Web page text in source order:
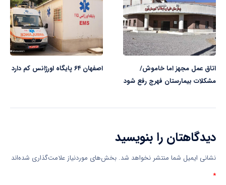
اتاق عمل مجهز اما خاموش/
مشکلات بیمارستان فهرج رفع شود
اصفهان ۶۴ پایگاه اورژانس کم دارد
دیدگاهتان را بنویسید
نشانی ایمیل شما منتشر نخواهد شد. بخش‌های موردنیاز علامت‌گذاری شده‌اند
*